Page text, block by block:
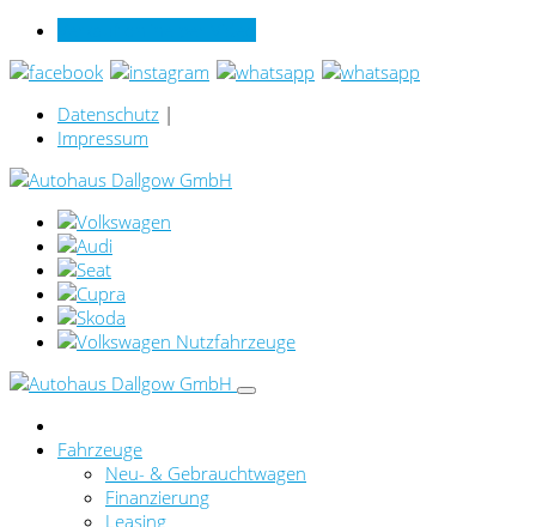
Datenschutz |
Impressum
Fahrzeuge
Neu- & Gebrauchtwagen
Finanzierung
Leasing